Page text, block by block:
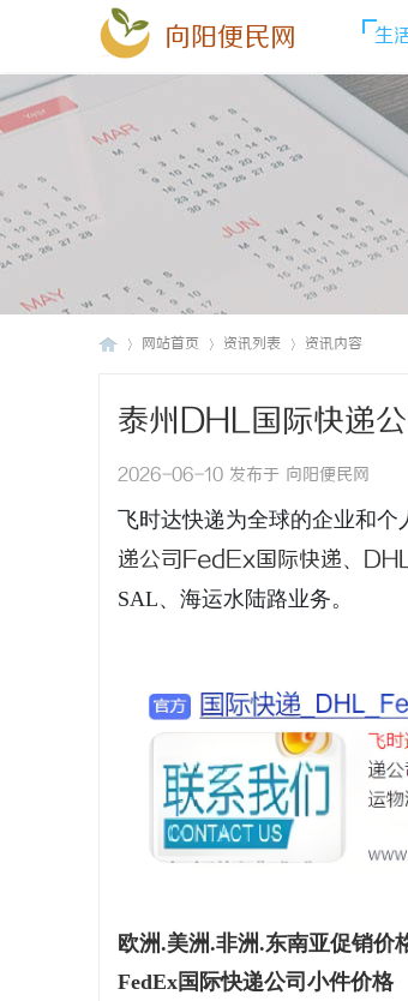
向阳便民网 生
网站首页 资讯列表 资讯内容
泰州DHL国际快递
2026-06-10 发布于 向阳便民网
飞时达快递为全球的企业和个
递公司FedEx国际快递、
SAL、海运水陆路业务。
欧洲.美洲.非洲.东南亚促销价
FedEx国际快递公司小件价格